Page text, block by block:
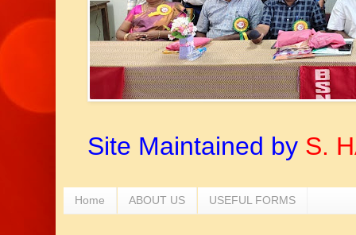
Site Maintained by S.
Home ABOUT US USEFUL FORMS